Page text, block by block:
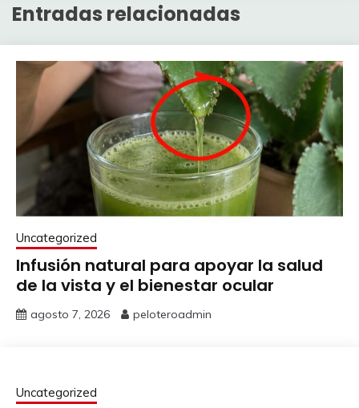
Entradas relacionadas
Uncategorized
Infusión natural para apoyar la salud
de la vista y el bienestar ocular
agosto 7, 2026 peloteroadmin
Uncategorized